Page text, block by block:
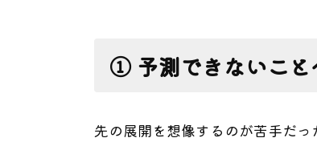
① 予測できないこと
先の展開を想像するのが苦手だ